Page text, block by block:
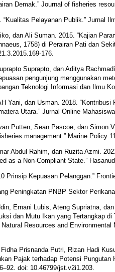
Demak.” Journal of fisheries
“Kualitas Pelayanan Publik.” Jurnal
dan Ali Suman. 2015. “Kajian
1758) di Perairan Pati dan
176.
Suprapto, dan Aditya
pengunjung menggunakan
Teknologi Informasi dan Ilmu
Yani, dan Usman. 2018.
Utara.” Jurnal Online Mahasiswa.
Putten, Sean Pascoe, dan Simon
management.” Marine Policy
Abdul Rahim, dan Ruzita Azmi.
as a Non-Compliant State.”
Prinsip Kepuasan Pelanggan.”
Peningkatan PNBP Sektor
Ernani Lubis, Ateng Supriatna,
dan Mutu Ikan yang Tertangkap
Resources and
Prisnanda Putri, Rizan Hadi
Pajak terhadap Potensi Pungutan
doi: 10.46799/jst.v2i1.203.